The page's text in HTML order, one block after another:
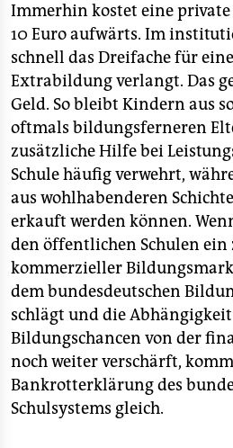
Immerhin kostet eine
10 Euro aufwärts. Im
schnell das Dreifache für
Extrabildung verlangt. Das
Geld. So bleibt Kindern aus
oftmals bildungsferneren
zusätzliche Hilfe bei
Schule häufig verwehrt,
aus wohlhabenderen
erkauft werden können.
den öffentlichen Schulen ein
kommerzieller
dem bundesdeutschen
schlägt und die
Bildungschancen von der
noch weiter verschärft,
Bankrotterklärung des
Schulsystems gleich.